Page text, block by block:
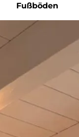
Fußböden
Haustüren
Reparatur-
JOBS
KONTAKT